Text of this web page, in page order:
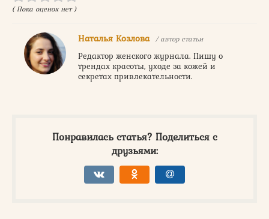
( Пока оценок нет )
Наталья Козлова / автор статьи
Редактор женского журнала. Пишу о
трендах красоты, уходе за кожей и
секретах привлекательности.
Понравилась статья? Поделиться с
друзьями: